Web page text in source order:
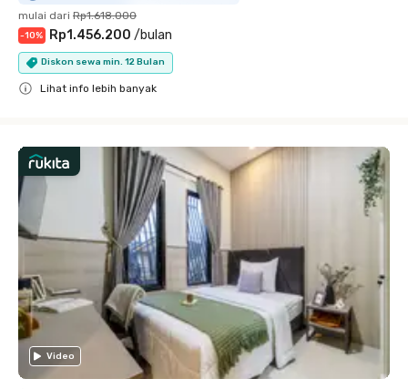
mulai dari Rp1.618.000
-10% Rp1.456.200 /bulan
Diskon sewa min. 12 Bulan
Lihat info lebih banyak
Video